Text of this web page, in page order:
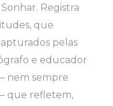
Registra
que
pelas
e educador
nem sempre
que refletem,